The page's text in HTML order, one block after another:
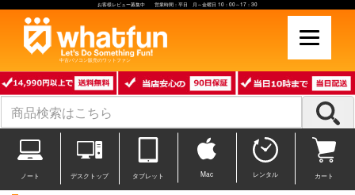
お客様レビュー募集中 営業時間：平日 月～金曜日 10：00～17：30
中古パソコン販売のワットファン
ノート デスクトップ タブレット Mac レンタル カート